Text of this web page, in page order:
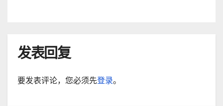
发表回复
要发表评论，您必须先登录。